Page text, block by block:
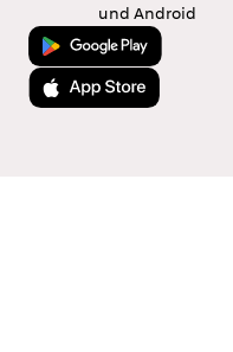
und Android
Jetzt bei Google Play
Laden im App Store